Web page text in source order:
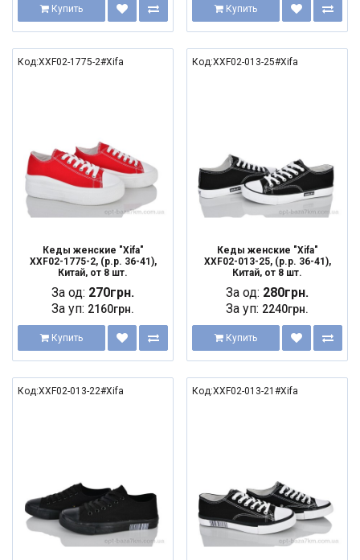
Купить Купить
Код:XXF02-1775-2#Xifa
Кеды женские "Xifa"
XXF02-1775-2, (р.р. 36-41),
Китай, от 8 шт.
За од: 270грн.
За уп: 2160грн.
Купить
Код:XXF02-013-25#Xifa
Кеды женские "Xifa"
XXF02-013-25, (р.р. 36-41),
Китай, от 8 шт.
За од: 280грн.
За уп: 2240грн.
Купить
Код:XXF02-013-22#Xifa Код:XXF02-013-21#Xifa